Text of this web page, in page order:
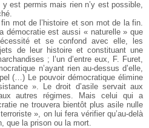
est permis mais rien n’y est possible,
mot de l’histoire et son mot de la fin.
démocratie est aussi « naturelle » que
et se confond avec elle, les
de leur histoire et constituant une
; l’un d’entre eux, F. Furet,
n’ayant rien au-dessus d’elle,
(…) Le pouvoir démocratique élimine
». Le droit d’asile servait aux
autres régimes. Mais celui qui a
ne trouvera bientôt plus asile nulle
», on lui fera vérifier qu’au-delà
que la prison ou la mort.